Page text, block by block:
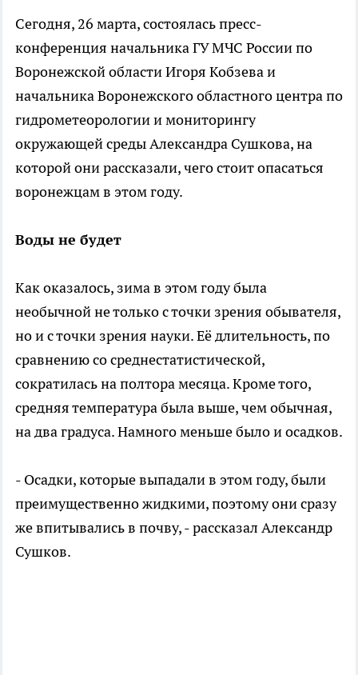
Сегодня, 26 марта, состоялась пресс-
конференция начальника ГУ МЧС России по
Воронежской области Игоря Кобзева и
начальника Воронежского областного центра по
гидрометеорологии и мониторингу
окружающей среды Александра Сушкова, на
которой они рассказали, чего стоит опасаться
воронежцам в этом году.
Воды не будет
Как оказалось, зима в этом году была
необычной не только с точки зрения обывателя,
но и с точки зрения науки. Её длительность, по
сравнению со среднестатистической,
сократилась на полтора месяца. Кроме того,
средняя температура была выше, чем обычная,
на два градуса. Намного меньше было и осадков.
- Осадки, которые выпадали в этом году, были
преимущественно жидкими, поэтому они сразу
же впитывались в почву, - рассказал Александр
Сушков.